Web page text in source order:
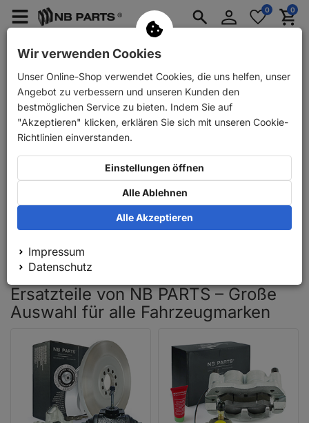
Menü
PKW Anhänger Ersatzteile
AnmeldenMerkzettel
aufklappen
0 0
PKW Ersatzteile Nutzfahrzeuge
Nutzfahrzeuge
Nutzfahrzeuge sind täglich im harten Einsatz und
stellen höchste Anforderungen an ihre Ersatzteile. In
Nutzfahrzeugefinden Sie robuste
Komponenten für MB Trac / Unimog, Multicar sowie
Reib- und Stahllamellen für Arbeits-, Kommunal- und
Spezialfahrzeuge. Alle Teile sind für hohe Belastungen
ausgelegt, passgenau gefertigt und ideal für
Ersatzteile von NB PARTS – Große
Auswahl für alle Fahrzeugmarken
Wir verwenden Cookies
Unser Online-Shop verwendet Cookies, die uns helfen, unser
Angebot zu verbessern und unseren Kunden den
bestmöglichen Service zu bieten. Indem Sie auf
"Akzeptieren" klicken, erklären Sie sich mit unseren Cookie-
Richtlinien einverstanden.
Einstellungen öffnen
Alle Ablehnen
Alle Akzeptieren
Impressum
Datenschutz